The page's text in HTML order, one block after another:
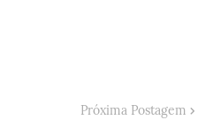
Próxima Postagem